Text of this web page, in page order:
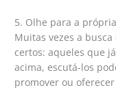
5. Olhe para a
Muitas vezes a
certos: aqueles que
acima, escutá-los
promover ou